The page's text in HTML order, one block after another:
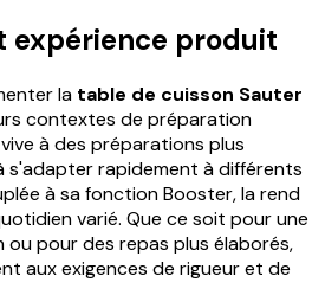
expérience produit
la table de cuisson Sauter
contextes de préparation
à des préparations plus
s'adapter rapidement à différents
à sa fonction Booster, la rend
varié. Que ce soit pour une
ou pour des repas plus élaborés,
aux exigences de rigueur et de